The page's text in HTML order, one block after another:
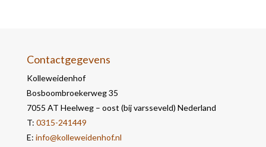
Contactgegevens
Kolleweidenhof
Bosboombroekerweg 35
7055 AT Heelweg – oost (bij varsseveld) Nederland
T: 0315-241449
E: info@kolleweidenhof.nl